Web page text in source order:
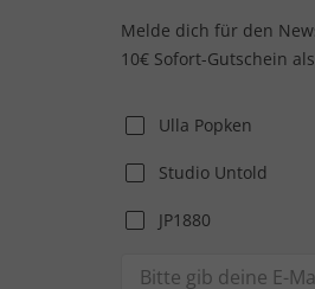
Melde dich für den
10€ Sofort-Gutschein
Ulla Popken
Studio Untold
JP1880